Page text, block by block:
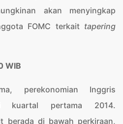
akan menyingkap
FOMC terkait tapering
WIB
perekonomian Inggris
kuartal pertama 2014.
berada di bawah perkiraan,